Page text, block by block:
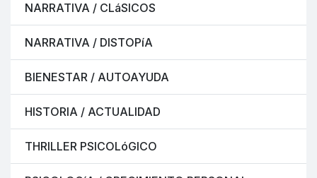
NARRATIVA / CLáSICOS
NARRATIVA / DISTOPíA
BIENESTAR / AUTOAYUDA
HISTORIA / ACTUALIDAD
THRILLER PSICOLóGICO